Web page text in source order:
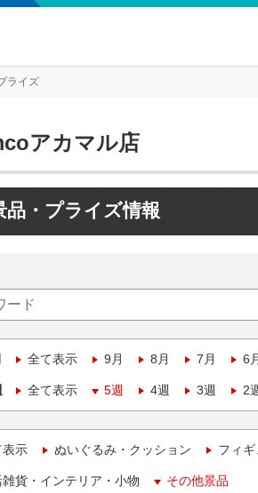
ライズ
アカマル店
品・プライズ情報
全て表示 9月 8月 7月 6
全て表示 5週 4週 3週 2
表示 ぬいぐるみ・クッション フィ
貨・インテリア・小物 その他景品